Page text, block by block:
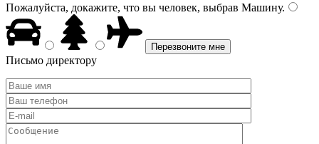
Пожалуйста, докажите, что вы человек, выбрав Машину.
Письмо директору